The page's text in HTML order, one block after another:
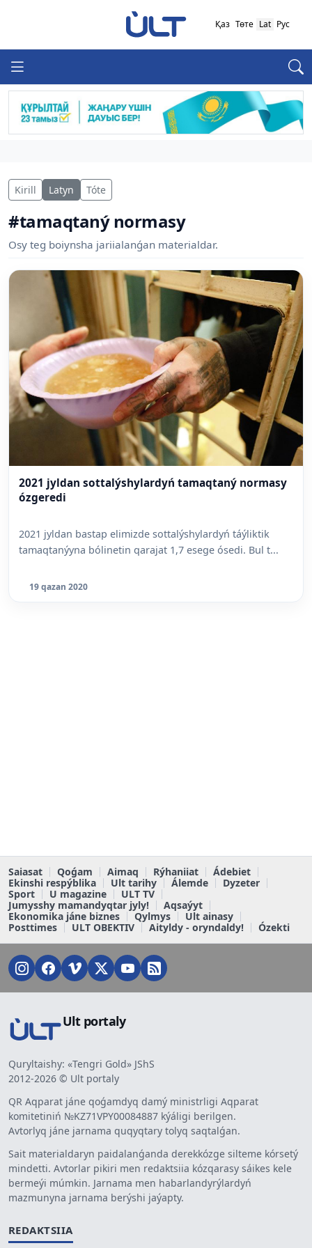
Қаз Төте Lat Рус
Kirill Latyn Tóte
#tamaqtaný normasy
Osy teg boiynsha jariialanǵan materialdar.
2021 jyldan sottalýshylardyń tamaqtaný normasy
ózgeredi
2021 jyldan bastap elimizde sottalýshylardyń táýliktik
tamaqtanýyna bólinetin qarajat 1,7 esege ósedi. Bul t...
19 qazan 2020
Saiasat Qoǵam Aimaq Rýhaniiat
Ádebiet
Ekinshi respýblika
Ult tarihy Álemde
Dyzeter
Sport
U magazine
ULT TV
Jumysshy mamandyqtar jyly!
Aqsaýyt
Ekonomika jáne biznes
Qylmys
Ult ainasy
Posttimes
ULT OBEKTIV Aityldy - oryndaldy! Ózekti
Ult portaly
Quryltaishy: «Tengri Gold» JShS
2012-2026 © Ult portaly
QR Aqparat jáne qoǵamdyq damý ministrligi Aqparat
komitetiniń №KZ71VPY00084887 kýáligi berilgen.
Avtorlyq jáne jarnama quqyqtary tolyq saqtalǵan.
Sait materialdaryn paidalanǵanda derekkózge silteme kórsetý
mindetti. Avtorlar pikiri men redaktsiia kózqarasy sáikes kele
bermeýi múmkin. Jarnama men habarlandyrýlardyń
mazmunyna jarnama berýshi jaýapty.
REDAKTSIIA